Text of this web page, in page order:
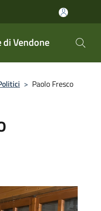
di Vendone
> Paolo Fresco